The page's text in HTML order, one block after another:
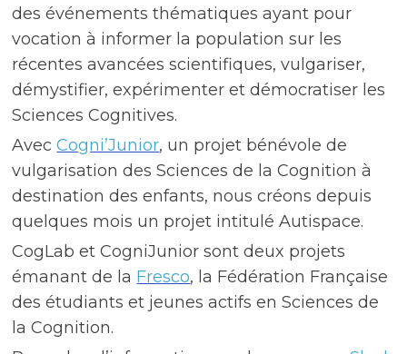
des événements thématiques ayant pour
vocation à informer la population sur les
récentes avancées scientifiques, vulgariser,
démystifier, expérimenter et démocratiser les
Sciences Cognitives.
AvecCogni’Junior, un projet bénévole de
vulgarisation des Sciences de la Cognition à
destination des enfants, nous créons depuis
quelques mois un projet intitulé Autispace.
CogLab et CogniJunior sont deux projets
émanant de la Fresco, la Fédération Française
des étudiants et jeunes actifs en Sciences de
la Cognition.